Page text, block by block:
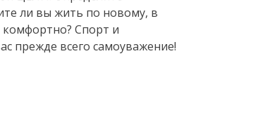
ли вы жить по новому, в
Спорт и
прежде всего самоуважение!